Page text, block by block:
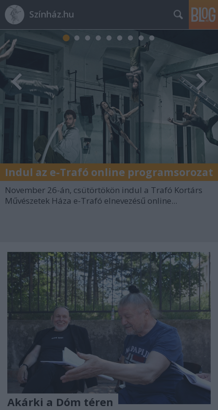
Színház.hu
Indul az e-Trafó online programsorozat
November 26-án, csütörtökön indul a Trafó Kortárs
Művészetek Háza e-Trafó elnevezésű online...
Akárki a Dóm téren